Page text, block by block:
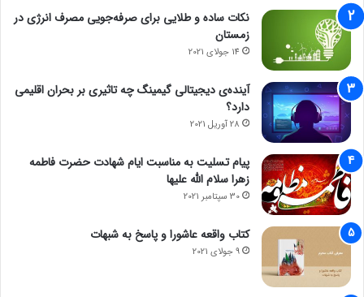
نکات ساده و طلایی برای صرفه‌جویی مصرف انرژی در
زمستان
14 جولای 2021
آینده‌ی دیجیتالی گیمینگ چه تاثیری بر بحران اقلیمی
دارد؟
28 آوریل 2021
پیام تسلیت به مناسبت ایام شهادت حضرت فاطمه
زهرا سلام الله علیها
30 سپتامبر 2021
کتاب واقعه عاشورا و پاسخ به شبهات
9 جولای 2021